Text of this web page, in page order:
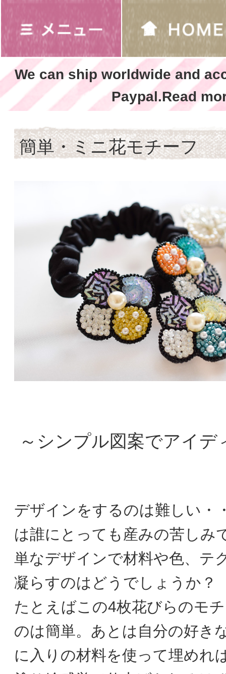
We can ship worldwide and
Paypal.Read
簡単・ミニ花モチーフ
～シンプル図案でアイデ
デザインをするのは難しい・
は誰にとっても産みの苦しみ
単なデザインで材料や色、テ
凝らすのはどうでしょうか？
たとえばこの4枚花びらのモ
のは簡単。あとは自分の好き
に入りの材料を使って埋めれ